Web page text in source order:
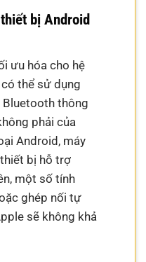
bị Android
ưu hóa cho hệ
thể sử dụng
thông
phải của
Android, máy
bị hỗ trợ
một số tính
ghép nối tự
sẽ không khả